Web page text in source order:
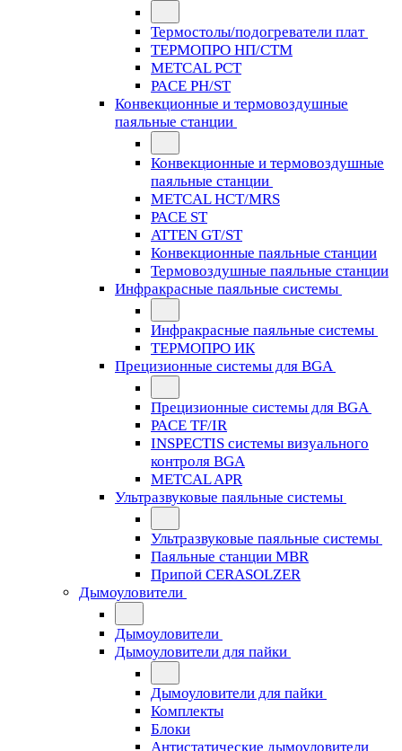
Термостолы/подогреватели плат
ТЕРМОПРО НП/СТМ
METCAL PCT
PACE PH/ST
Конвекционные и термовоздушные
паяльные станции
Конвекционные и термовоздушные
паяльные станции
METCAL HCT/MRS
PACE ST
ATTEN GT/ST
Конвекционные паяльные станции
Термовоздушные паяльные станции
Инфракрасные паяльные системы
Инфракрасные паяльные системы
ТЕРМОПРО ИК
Прецизионные системы для BGA
Прецизионные системы для BGA
PACE TF/IR
INSPECTIS системы визуального
контроля BGA
METCAL APR
Ультразвуковые паяльные системы
Ультразвуковые паяльные системы
Паяльные станции MBR
Припой CERASOLZER
Дымоуловители
Дымоуловители
Дымоуловители для пайки
Дымоуловители для пайки
Комплекты
Блоки
Антистатические дымоуловители